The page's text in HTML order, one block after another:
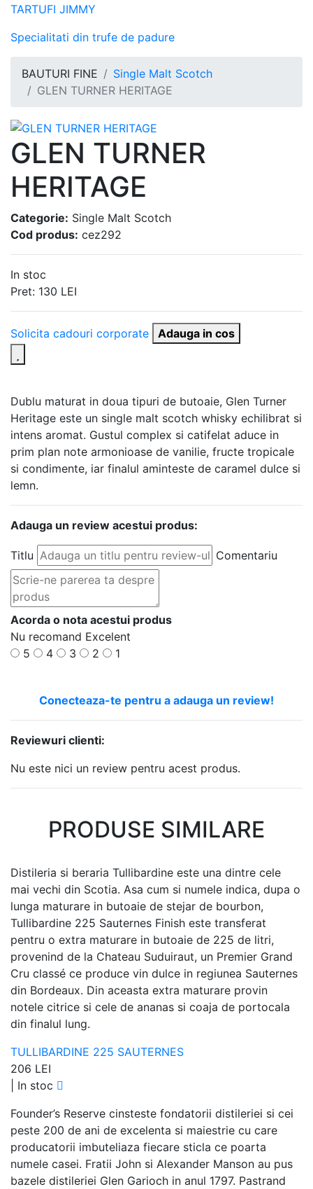
TARTUFI JIMMY
Specialitati din trufe de padure
BAUTURI FINE
Single Malt Scotch
GLEN TURNER HERITAGE
GLEN TURNER
HERITAGE
Categorie: Single Malt Scotch
Cod produs: cez292
In stoc
Pret: 130 LEI
Solicita cadouri corporate Adauga in cos
Dublu maturat in doua tipuri de butoaie, Glen Turner
Heritage este un single malt scotch whisky echilibrat si
intens aromat. Gustul complex si catifelat aduce in
prim plan note armonioase de vanilie, fructe tropicale
si condimente, iar finalul aminteste de caramel dulce si
lemn.
Adauga un review acestui produs:
Titlu Comentariu
Acorda o nota acestui produs
Nu recomand Excelent
5
4 3 2 1
Conecteaza-te pentru a adauga un review!
Reviewuri clienti:
Nu este nici un review pentru acest produs.
PRODUSE SIMILARE
Distileria si beraria Tullibardine este una dintre cele
mai vechi din Scotia. Asa cum si numele indica, dupa o
lunga maturare in butoaie de stejar de bourbon,
Tullibardine 225 Sauternes Finish este transferat
pentru o extra maturare in butoaie de 225 de litri,
provenind de la Chateau Suduiraut, un Premier Grand
Cru classé ce produce vin dulce in regiunea Sauternes
din Bordeaux. Din aceasta extra maturare provin
notele citrice si cele de ananas si coaja de portocala
din finalul lung.
TULLIBARDINE 225 SAUTERNES
206 LEI
In stoc
Founder’s Reserve cinsteste fondatorii distileriei si cei
peste 200 de ani de excelenta si maiestrie cu care
producatorii imbuteliaza fiecare sticla ce poarta
numele casei. Fratii John si Alexander Manson au pus
bazele distileriei Glen Garioch in anul 1797. Pastrand